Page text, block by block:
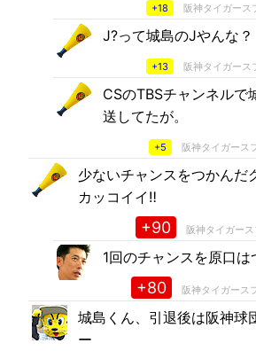
+18 阪神タイガース
J?って城島のJやんな？
+13 阪神タイガース
CSのTBSチャンネルで
送してたが。
+5 阪神タイガース
少ないチャンスをつかんだ
カッコイイ‼️
+90 阪神タイガース
1回のチャンスを原口
+80 阪神タイガース
城島くん、引退後は阪神球
ー